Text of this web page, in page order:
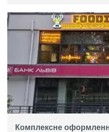
Комплексне